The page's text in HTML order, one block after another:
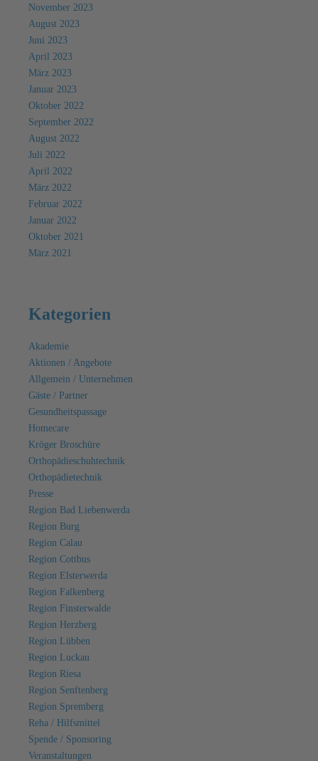
November 2023
August 2023
Juni 2023
April 2023
März 2023
Januar 2023
Oktober 2022
September 2022
August 2022
Juli 2022
April 2022
März 2022
Februar 2022
Januar 2022
Oktober 2021
März 2021
Kategorien
Akademie
Aktionen / Angebote
Allgemein / Unternehmen
Gäste / Partner
Gesundheitspassage
Homecare
Kröger Broschüre
Orthopädieschuhtechnik
Orthopädietechnik
Presse
Region Bad Liebenwerda
Region Burg
Region Calau
Region Cottbus
Region Elsterwerda
Region Falkenberg
Region Finsterwalde
Region Herzberg
Region Lübben
Region Luckau
Region Riesa
Region Senftenberg
Region Spremberg
Reha / Hilfsmittel
Spende / Sponsoring
Veranstaltungen